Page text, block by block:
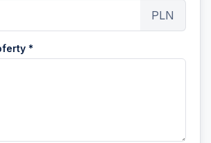
PLN
*